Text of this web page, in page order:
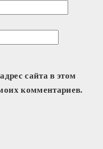
сайта в этом
комментариев.